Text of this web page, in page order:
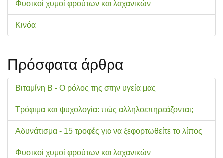
Φυσικοί χυμοί φρούτων και λαχανικών
Κινόα
Πρόσφατα άρθρα
Βιταμίνη Β - Ο ρόλος της στην υγεία μας
Τρόφιμα και ψυχολογία: πώς αλληλοεπηρεάζονται;
Αδυνάτισμα - 15 τροφές για να ξεφορτωθείτε το λίπος
Φυσικοί χυμοί φρούτων και λαχανικών